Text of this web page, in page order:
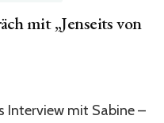
mit „Jenseits von
Interview mit Sabine –